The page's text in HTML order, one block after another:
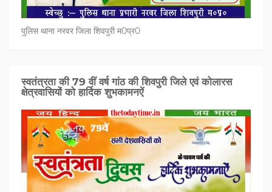
पुलिस थाना नरवर जिला शिवपुरी म0प्र0
स्वतंत्रता की 79 वीं वर्ष गांठ की शिवपुरी जिले एवं कोलारस
क्षेत्रवासियों को हार्दिक शुभकामनऐं